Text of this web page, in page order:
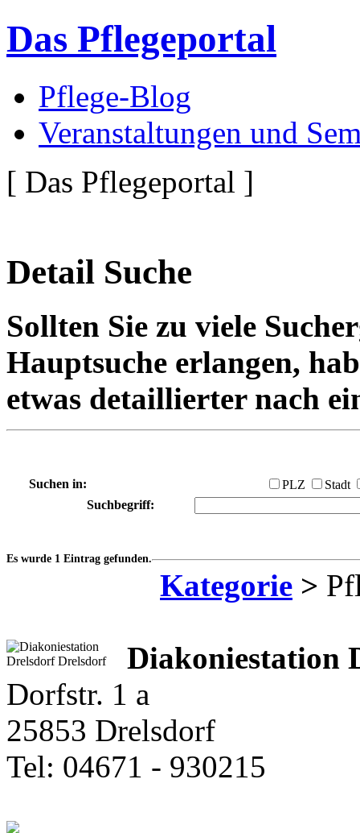
Das Pflegeportal
Pflege-Blog
Veranstaltungen und
[ Das Pflegeportal ]
Detail Suche
Sollten Sie zu viele
Hauptsuche erlangen,
etwas detaillierter nach
Suchen in: PLZ
Stadt
Suchbegriff:
Es wurde 1 Eintrag gefunden.
Kategorie >
Diakoniestation
Dorfstr. 1 a
25853 Drelsdorf
Tel: 04671 - 930215